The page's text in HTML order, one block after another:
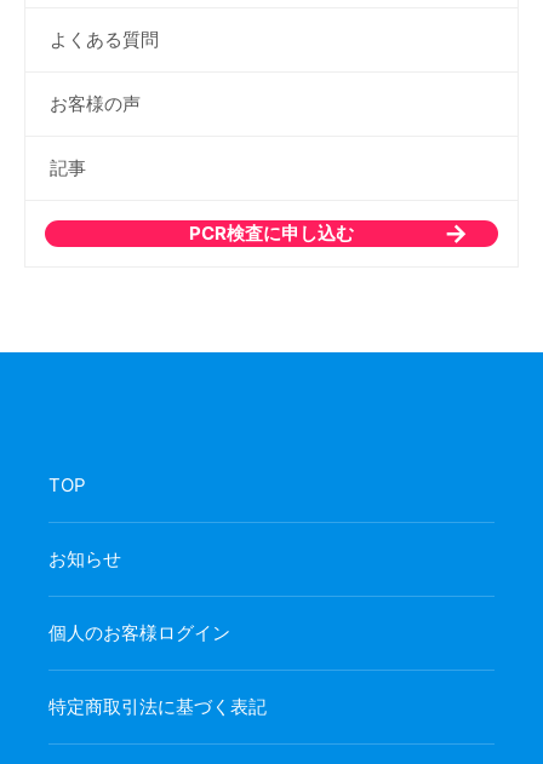
よくある質問
お客様の声
記事
PCR検査に申し込む
TOP
お知らせ
個人のお客様ログイン
特定商取引法に基づく表記